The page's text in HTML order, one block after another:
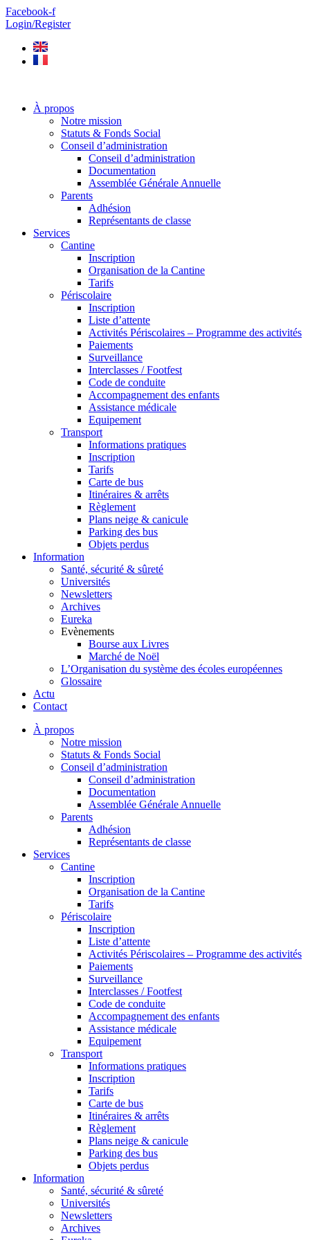
Aller
au
Facebook-f
Login/Register
À propos
Notre mission
Statuts & Fonds Social
Conseil d’administration
Conseil d’administration
Documentation
Assemblée Générale Annuelle
Parents
Adhésion
Représentants de classe
Services
Cantine
Inscription
Organisation de la Cantine
Tarifs
Périscolaire
Inscription
Liste d’attente
Activités Périscolaires – Programme des activités
Paiements
Surveillance
Interclasses / Footfest
Code de conduite
Accompagnement des enfants
Assistance médicale
Equipement
Transport
Informations pratiques
Inscription
Tarifs
Carte de bus
Itinéraires & arrêts
Règlement
Plans neige & canicule
Parking des bus
Objets perdus
Information
Santé, sécurité & sûreté
Universités
Newsletters
Archives
Eureka
Evènements
Bourse aux Livres
Marché de Noël
L’Organisation du système des écoles européennes
Glossaire
Actu
Contact
À propos
Notre mission
Statuts & Fonds Social
Conseil d’administration
Conseil d’administration
Documentation
Assemblée Générale Annuelle
Parents
Adhésion
Représentants de classe
Services
Cantine
Inscription
Organisation de la Cantine
Tarifs
Périscolaire
Inscription
Liste d’attente
Activités Périscolaires – Programme des activités
Paiements
Surveillance
Interclasses / Footfest
Code de conduite
Accompagnement des enfants
Assistance médicale
Equipement
Transport
Informations pratiques
Inscription
Tarifs
Carte de bus
Itinéraires & arrêts
Règlement
Plans neige & canicule
Parking des bus
Objets perdus
Information
Santé, sécurité & sûreté
Universités
Newsletters
Archives